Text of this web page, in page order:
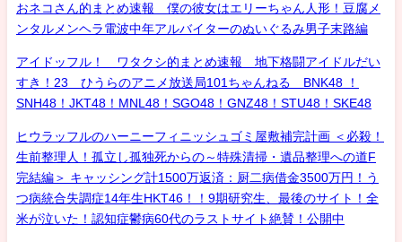
おネコさん的まとめ速報 僕の彼女はエリーちゃん人形！豆腐メ
ンタルメンヘラ電波中年アルバイターのぬいぐるみ男子末路編
アイドッフル！ ワタクシ的まとめ速報 地下格闘アイドルだい
すき！23 ひうらのアニメ放送局101ちゃんねる BNK48 ！
SNH48！JKT48！MNL48！SGO48！GNZ48！STU48！SKE48
ヒウラッフルのハーニーフィニッシュゴミ屋敷補完計画 ＜必殺！
生前整理人！孤立し孤独死からの～特殊清掃・遺品整理への道F
完結編＞ キャッシング計1500万返済：厨二病借金3500万円！う
つ病統合失調症14年生HKT46！！9期研究生、最後のサイト！全
米が泣いた！認知症鬱病60代のラストサイト絶賛！公開中